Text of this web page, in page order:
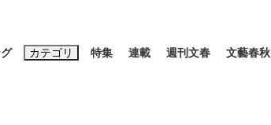
カテゴリ 特集 連載 週刊文春 文藝春秋